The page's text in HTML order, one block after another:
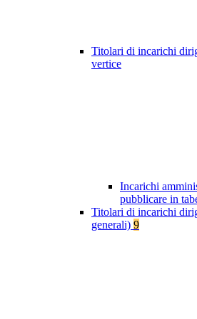
Titolari di incarichi
vertice
Incarichi
pubblicare in
Titolari di incarichi
generali) 9